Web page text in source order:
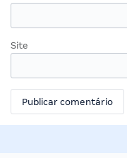
Site